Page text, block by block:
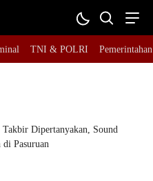
TNI & POLRI Pemerintahan
Dipertanyakan, Sound
di Pasuruan